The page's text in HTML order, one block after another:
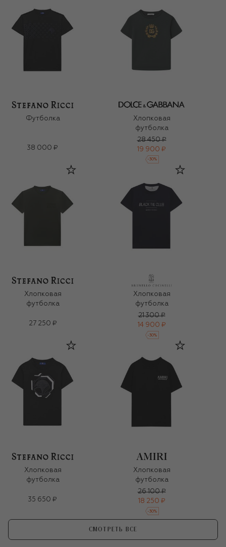
Футболка
38 000 ₽
Хлопковая
футболка
28 450 ₽
19 900 ₽
-30%
Хлопковая
футболка
27 250 ₽
Хлопковая
футболка
21 300 ₽
14 900 ₽
-30%
Хлопковая
футболка
35 650 ₽
Хлопковая
футболка
26 100 ₽
18 250 ₽
-30%
СМОТРЕТЬ ВСЕ